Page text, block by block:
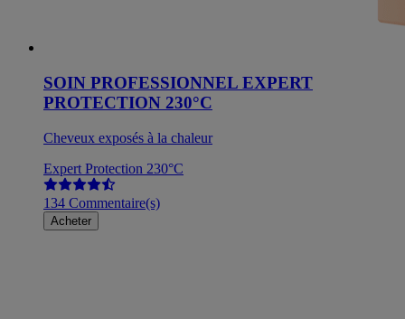
SOIN PROFESSIONNEL EXPERT
PROTECTION 230°C
Cheveux exposés à la chaleur
Expert Protection 230°C
134 Commentaire(s)
Acheter